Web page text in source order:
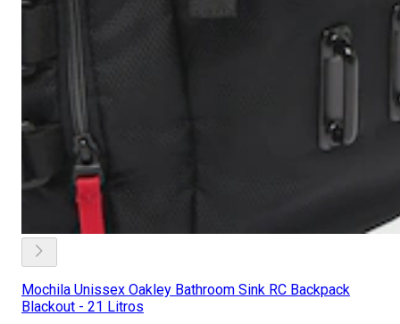
Mochila Unissex Oakley Bathroom Sink RC Backpack
Blackout - 21 Litros